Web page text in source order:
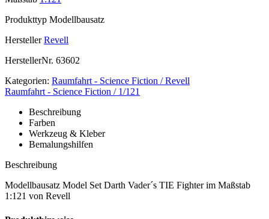
Produkttyp Modellbausatz
Hersteller Revell
HerstellerNr. 63602
Kategorien: Raumfahrt - Science Fiction / Revell
Raumfahrt - Science Fiction / 1/121
Beschreibung
Farben
Werkzeug & Kleber
Bemalungshilfen
Beschreibung
Modellbausatz Model Set Darth Vader´s TIE Fighter im Maßstab
1:121 von Revell